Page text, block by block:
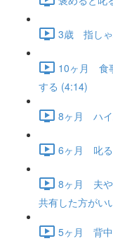
3歳 指しゃ
10ヶ月 食
する (4:14)
8ヶ月 ハイ
6ヶ月 叱る
8ヶ月 夫や
共有した方がい
5ヶ月 背中